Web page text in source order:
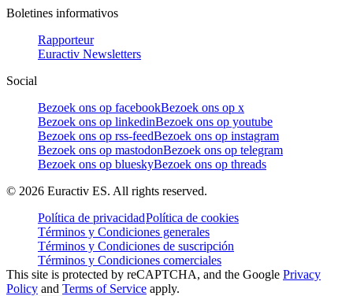
Boletines informativos
Rapporteur
Euractiv Newsletters
Social
Bezoek ons op facebookBezoek ons op x
Bezoek ons op linkedinBezoek ons op youtube
Bezoek ons op rss-feedBezoek ons op instagram
Bezoek ons op mastodonBezoek ons op telegram
Bezoek ons op blueskyBezoek ons op threads
© 2026 Euractiv ES. All rights reserved.
Política de privacidadPolítica de cookies
Términos y Condiciones generales
Términos y Condiciones de suscripción
Términos y Condiciones comerciales
This site is protected by reCAPTCHA, and the Google Privacy
Policy and Terms of Service apply.